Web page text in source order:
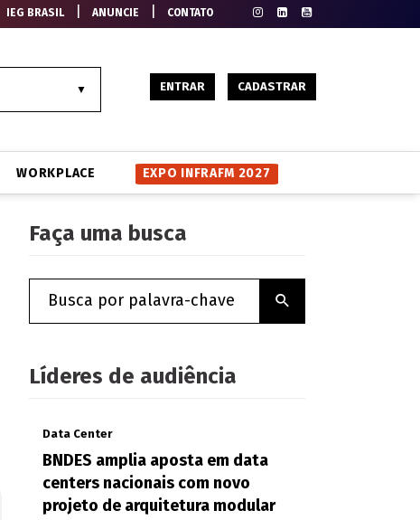
IEG BRASIL|ANUNCIE CONTATO
ENTRAR CADASTRAR
WORKPLACE EXPO INFRAFM 2027
Faça uma busca
Líderes de audiência
Data Center
BNDES amplia aposta em data
centers nacionais com novo
projeto de arquitetura modular